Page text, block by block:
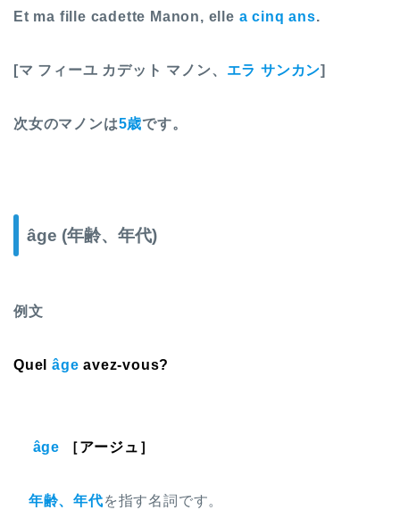
Et ma fille cadette Manon, elle a cinq ans.
[マ フィーユ カデット マノン、 エラ サンカン]
次女のマノンは5歳です。
âge (年齢、年代)
例文
Quel âge avez-vous?
âge ［アージュ］
年齢、年代を指す名詞です。